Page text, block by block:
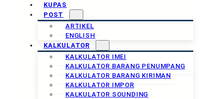
KUPAS
POST
ARTIKEL
ENGLISH
KALKULATOR
KALKULATOR IMEI
KALKULATOR BARANG PENUMPANG
KALKULATOR BARANG KIRIMAN
KALKULATOR IMPOR
KALKULATOR SOUNDING